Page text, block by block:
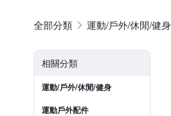
運動/戶外/休閒/健身
相關分類
運動/戶外/休閒/健身
運動戶外配件